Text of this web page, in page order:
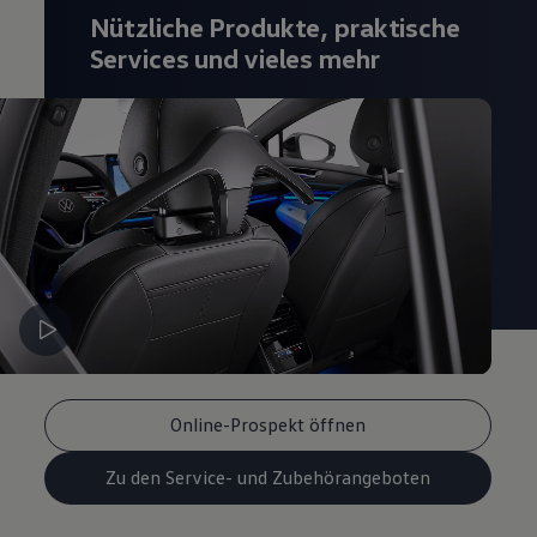
Magazin
Lifestyle
Transport
Elektromobilität
Volkswagen R
Pannen- und Unfallhilfe
Volkswagen Kundenbetreuung
Online-Prospekt öffnen
Zu den Service- und Zubehörangeboten
Nützliche Produkte, praktische
Services und vieles mehr